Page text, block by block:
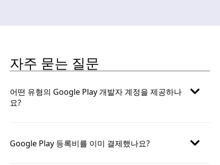
자주 묻는 질문
어떤 유형의 Google Play 개발자 계정을 제공하나
요?
Google Play 등록비를 이미 결제했나요?